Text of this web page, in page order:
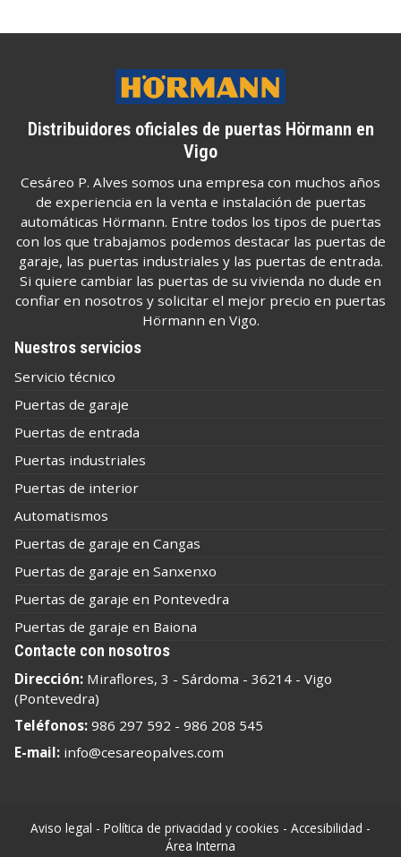
Distribuidores oficiales de puertas Hörmann en
Vigo
Cesáreo P. Alves somos una empresa con muchos años
de experiencia en la venta e instalación de puertas
automáticas Hörmann. Entre todos los tipos de puertas
con los que trabajamos podemos destacar las puertas de
garaje, las puertas industriales y las puertas de entrada.
Si quiere cambiar las puertas de su vivienda no dude en
confiar en nosotros y solicitar el mejor precio en puertas
Hörmann en Vigo.
Nuestros servicios
Servicio técnico
Puertas de garaje
Puertas de entrada
Puertas industriales
Puertas de interior
Automatismos
Puertas de garaje en Cangas
Puertas de garaje en Sanxenxo
Puertas de garaje en Pontevedra
Puertas de garaje en Baiona
Contacte con nosotros
Dirección: Miraflores, 3 - Sárdoma - 36214 - Vigo
(Pontevedra)
Teléfonos: 986 297 592 - 986 208 545
E-mail: info@cesareopalves.com
Aviso legal - Política de privacidad y cookies - Accesibilidad -
Área Interna